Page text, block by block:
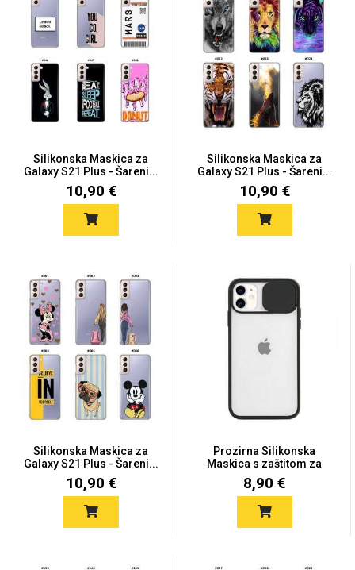
Silikonska Maskica za
Galaxy S21 Plus - Šareni...
10,90 €
Silikonska Maskica za
Galaxy S21 Plus - Šareni...
10,90 €
Silikonska Maskica za
Galaxy S21 Plus - Šareni...
10,90 €
Prozirna Silikonska
Maskica s zaštitom za
kame...
8,90 €